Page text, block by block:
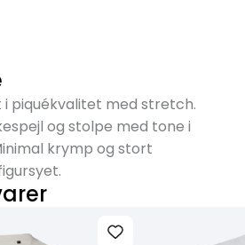
i piquékvalitet med stretch.
og stolpe med tone i
krymp og stort